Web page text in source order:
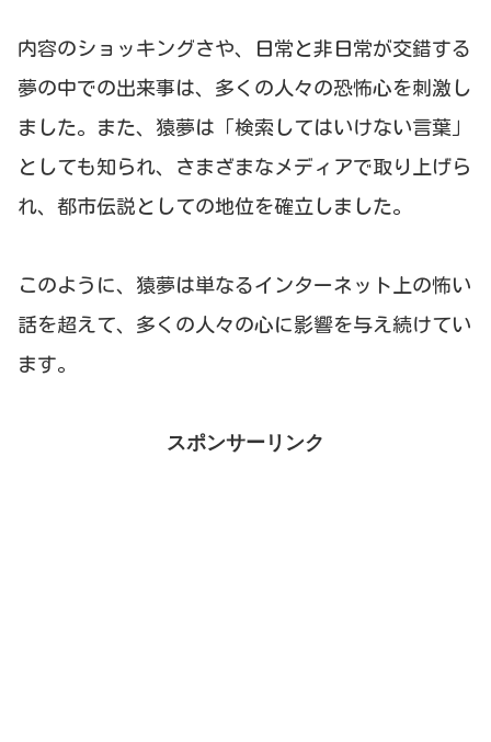
内容のショッキングさや、日常と非日常が交錯する
夢の中での出来事は、多くの人々の恐怖心を刺激し
ました。また、猿夢は「検索してはいけない言葉」
としても知られ、さまざまなメディアで取り上げら
れ、都市伝説としての地位を確立しました。
このように、猿夢は単なるインターネット上の怖い
話を超えて、多くの人々の心に影響を与え続けてい
ます。
スポンサーリンク